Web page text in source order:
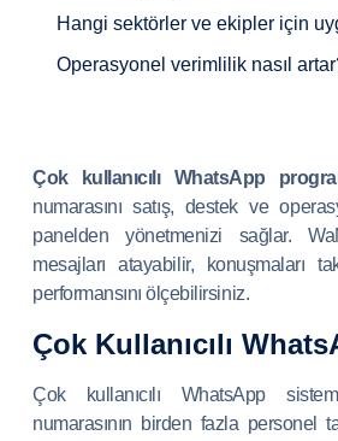
Hangi sektörler ve ekipler için
Operasyonel verimlilik nasıl
Çok kullanıcılı WhatsApp
numarasını satış, destek ve
panelden yönetmenizi sağlar.
mesajları atayabilir, konuşmaları
performansını ölçebilirsiniz.
Çok Kullanıcılı
Çok kullanıcılı WhatsApp
numarasının birden fazla personel